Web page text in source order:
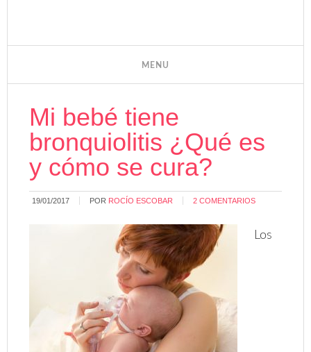
Mi bebé tiene
bronquiolitis ¿Qué es
y cómo se cura?
19/01/2017 POR ROCÍO ESCOBAR 2 COMENTARIOS
Los